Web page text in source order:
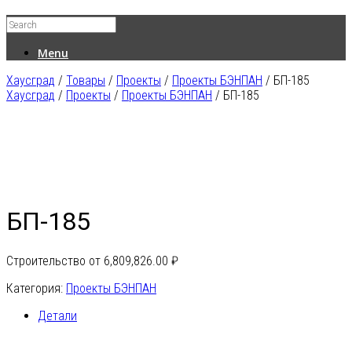
Menu
Хаусград / Товары / Проекты / Проекты БЭНПАН / БП-185
Хаусград / Проекты / Проекты БЭНПАН / БП-185
БП-185
Строительство от 6,809,826.00 ₽
Категория: Проекты БЭНПАН
Детали